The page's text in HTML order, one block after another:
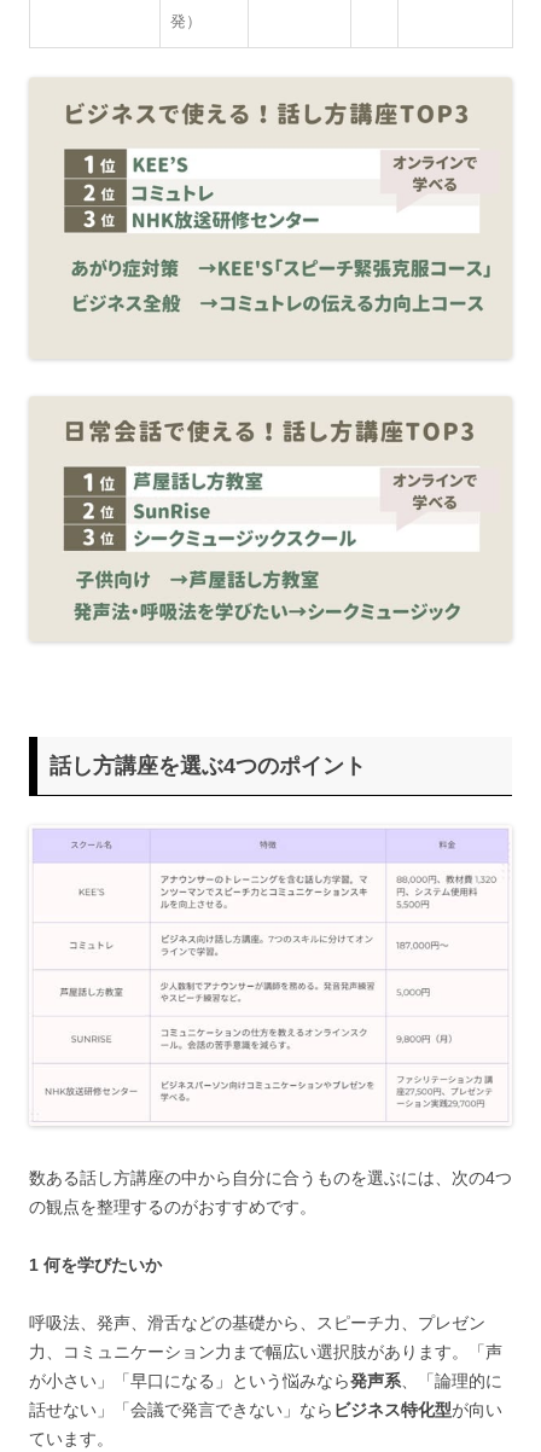
発）
話し方講座を選ぶ4つのポイント
数ある話し方講座の中から自分に合うものを選ぶには、次の4つ
の観点を整理するのがおすすめです。
1 何を学びたいか
呼吸法、発声、滑舌などの基礎から、スピーチ力、プレゼン
力、コミュニケーション力まで幅広い選択肢があります。「声
が小さい」「早口になる」という悩みなら発声系 、「論理的に
話せない」「会議で発言できない」なら ビジネス特化型が向い
ています。